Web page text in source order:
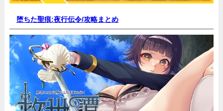
堕ちた聖痕:夜行伝令/攻略まとめ